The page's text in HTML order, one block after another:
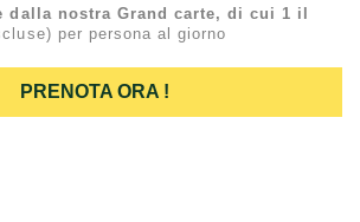
dalla nostra Grand carte, di cui 1 il
per persona al giorno
PRENOTA ORA !